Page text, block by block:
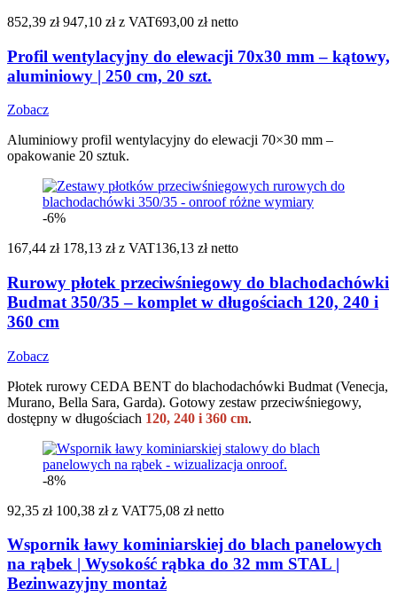
852,39 zł 947,10 zł z VAT693,00 zł netto
Profil wentylacyjny do elewacji 70x30 mm – kątowy,
aluminiowy | 250 cm, 20 szt.
Zobacz
Aluminiowy profil wentylacyjny do elewacji 70×30 mm –
opakowanie 20 sztuk.
-6%
167,44 zł 178,13 zł z VAT136,13 zł netto
Rurowy płotek przeciwśniegowy do blachodachówki
Budmat 350/35 – komplet w długościach 120, 240 i
360 cm
Zobacz
Płotek rurowy CEDA BENT do blachodachówki Budmat (Venecja,
Murano, Bella Sara, Garda). Gotowy zestaw przeciwśniegowy,
dostępny w długościach 120, 240 i 360 cm.
-8%
92,35 zł 100,38 zł z VAT75,08 zł netto
Wspornik ławy kominiarskiej do blach panelowych
na rąbek | Wysokość rąbka do 32 mm STAL |
Bezinwazyjny montaż